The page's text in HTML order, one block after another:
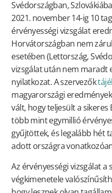
Svédországban,
2021. november 14-ig 10
érvényességi vizsgálat
Horvátországban nem
esetében (Lettország,
vizsgálat után nem maradt
nyilatkozat. A szervezők
magyarországi
vált, hogy teljesült a sikeres
több mint egymillió
gyűjtöttek, és legalább hét
adott országra
Az érvényességi vizsgálat
végkimenetele